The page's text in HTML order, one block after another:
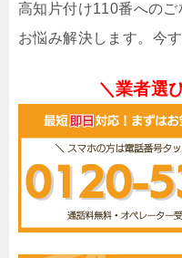
高知片付け110番への
お悩み解決します。今
＼業者選